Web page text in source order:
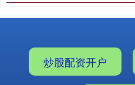
炒股配资开户